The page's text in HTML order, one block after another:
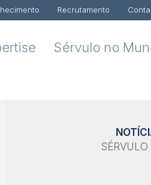
Recrutamento
Sérvulo no